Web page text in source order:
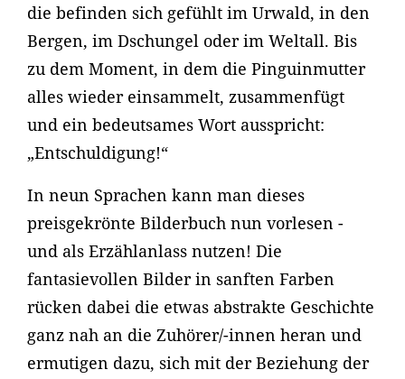
die befinden sich gefühlt im Urwald, in den
Bergen, im Dschungel oder im Weltall. Bis
zu dem Moment, in dem die Pinguinmutter
alles wieder einsammelt, zusammenfügt
und ein bedeutsames Wort ausspricht:
„Entschuldigung!“
In neun Sprachen kann man dieses
preisgekrönte Bilderbuch nun vorlesen -
und als Erzählanlass nutzen! Die
fantasievollen Bilder in sanften Farben
rücken dabei die etwas abstrakte Geschichte
ganz nah an die Zuhörer/-innen heran und
ermutigen dazu, sich mit der Beziehung der